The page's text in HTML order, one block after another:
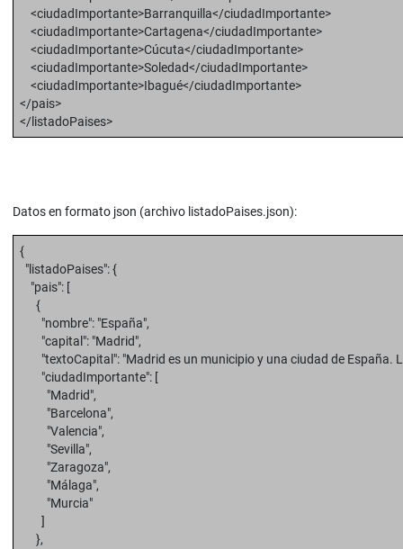
<ciudadImportante>Barranquilla</ciudadImportante>
<ciudadImportante>Cartagena</ciudadImportante>
<ciudadImportante>Cúcuta</ciudadImportante>
<ciudadImportante>Soledad</ciudadImportante>
<ciudadImportante>Ibagué</ciudadImportante>
</pais>
</listadoPaises>
Datos en formato json (archivo listadoPaises.json):
{
"listadoPaises": {
"pais": [
{
"nombre": "España",
"capital": "Madrid",
"textoCapital": "Madrid es un municipio y una ciudad de España.
"ciudadImportante": [
"Madrid",
"Barcelona",
"Valencia",
"Sevilla",
"Zaragoza",
"Málaga",
"Murcia"
]
},